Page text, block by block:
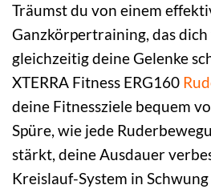
Träumst du von einem
Ganzkörpertraining, das
gleichzeitig deine Gelenke
XTERRA Fitness ERG160
deine Fitnessziele bequem
Spüre, wie jede
stärkt, deine Ausdauer
Kreislauf-System in